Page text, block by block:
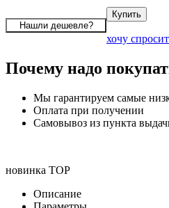
хочу
Почему надо
Мы гарантируем самые
Оплата при получении
Самовывоз из пункта
новинка TOP
Описание